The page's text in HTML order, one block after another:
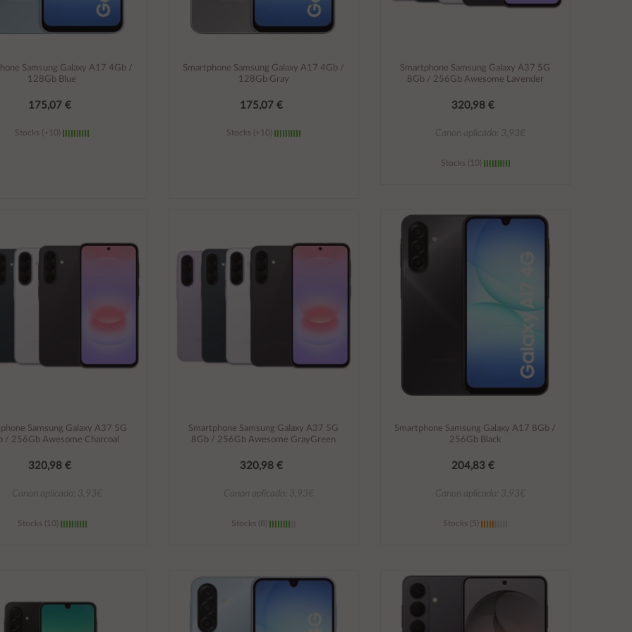
Samsung Galaxy A17 4Gb /
128Gb Blue
175,07 €
Stocks (+10)
Smartphone Samsung Galaxy A17 4Gb /
128Gb Gray
175,07 €
Stocks (+10)
Smartphone Samsung Galaxy A37 5G
8Gb / 256Gb Awesome Lavender
320,98 €
Canon aplicado: 3,93€
Stocks (10)
Samsung Galaxy A37 5G
/ 256Gb Awesome Charcoal
320,98 €
Canon aplicado: 3,93€
Stocks (10)
Smartphone Samsung Galaxy A37 5G
8Gb / 256Gb Awesome GrayGreen
320,98 €
Canon aplicado: 3,93€
Stocks (8)
Smartphone Samsung Galaxy A17 8Gb /
256Gb Black
204,83 €
Canon aplicado: 3,93€
Stocks (5)